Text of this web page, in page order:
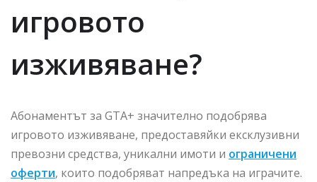
игровото
изживяване?
Абонаментът за GTA+ значително подобрява
игровото изживяване, предоставяйки ексклузивни
превозни средства, уникални имоти и ограничени
оферти, които подобряват напредъка на играчите.